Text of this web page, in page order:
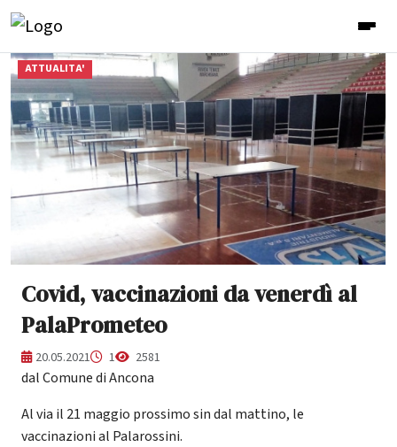
ATTUALITA'
Covid, vaccinazioni da venerdì al
PalaPrometeo
20.05.2021 1 2581
dal Comune di Ancona
Al via il 21 maggio prossimo sin dal mattino, le
vaccinazioni al Palarossini.